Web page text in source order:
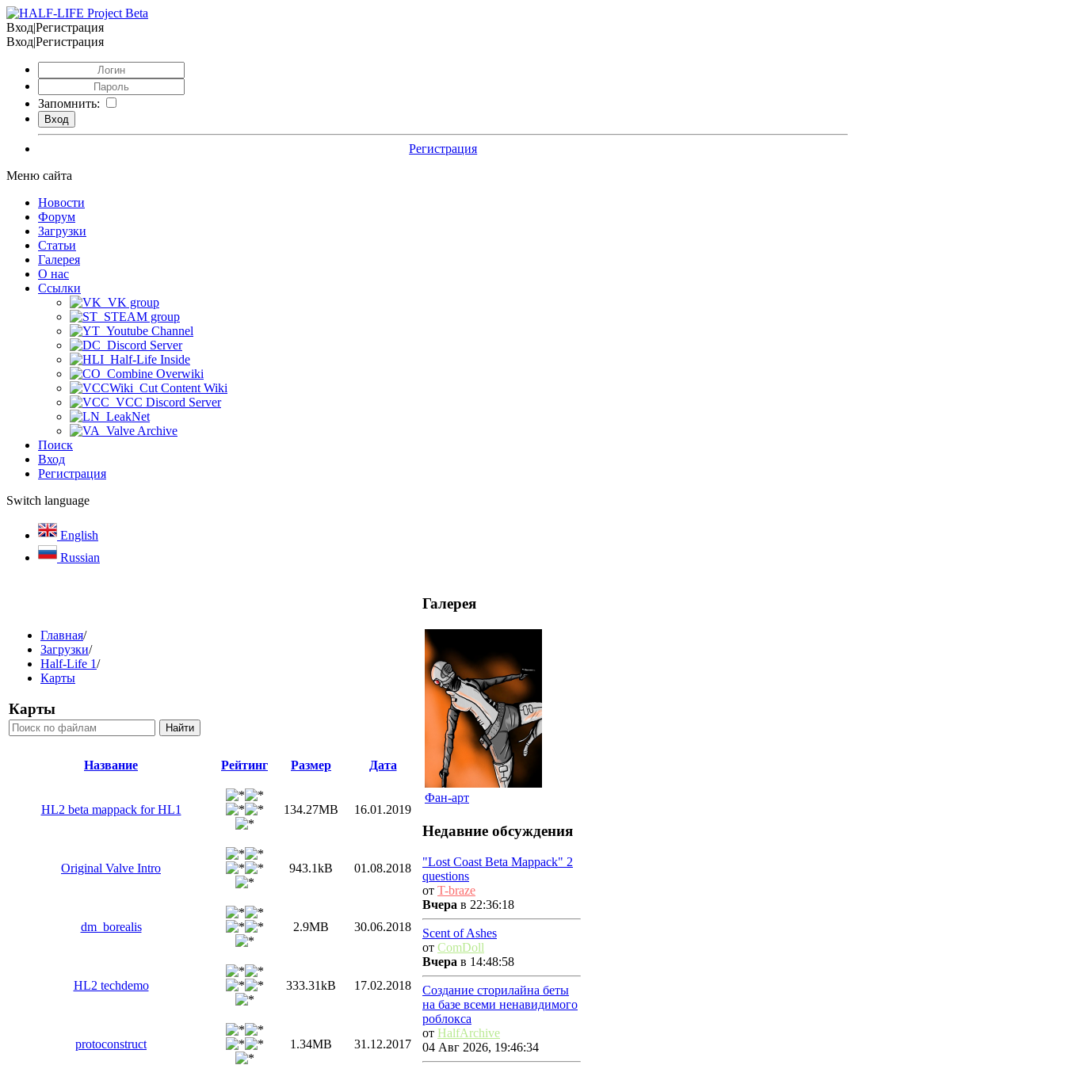
Вход|Регистрация
Вход|Регистрация
Запомнить:
Регистрация
Меню сайта
Новости
Форум
Загрузки
Статьи
Галерея
О нас
Ссылки
VK group
STEAM group
Youtube Channel
Discord Server
Half-Life Inside
Combine Overwiki
Cut Content Wiki
VCC Discord Server
LeakNet
Valve Archive
Поиск
Вход
Регистрация
Switch language
English
Russian
Главная/
Загрузки/
Half-Life 1/
Карты
Карты
Название Рейтинг Размер Дата
HL2 beta mappack for HL1 134.27MB 16.01.2019
Original Valve Intro 943.1kB 01.08.2018
dm_borealis 2.9MB 30.06.2018
HL2 techdemo 333.31kB 17.02.2018
protoconstruct 1.34MB 31.12.2017
Галерея
Фан-арт
Недавние обсуждения
"Lost Coast Beta Mappack" 2
questions
от T-braze
Вчера в 22:36:18
Scent of Ashes
от ComDoll
Вчера в 14:48:58
Создание сторилайна беты
на базе всеми ненавидимого
роблокса
от HalfArchive
04 Авг 2026, 19:46:34